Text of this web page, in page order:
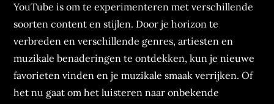
YouTube is om te experimenteren met verschillende
soorten content en stijlen. Door je horizon te
verbreden en verschillende genres, artiesten en
muzikale benaderingen te ontdekken, kun je nieuwe
favorieten vinden en je muzikale smaak verrijken. Of
het nu gaat om het luisteren naar onbekende